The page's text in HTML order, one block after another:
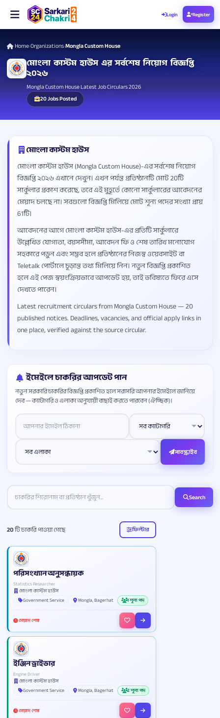
Login Register
Home›Organizations›Mongla Custom House
মোংলা কাস্টম হাউস এর সর্বশেষ নিয়োগ বিজ্ঞপ্তি
২০২৬
Mongla Custom House Latest Job Circulars 2026
20 Jobs Posted
মোংলা কাস্টম হাউস
মোংলা কাস্টম হাউস (Mongla Custom House)-এর সর্বশেষ নিয়োগ
বিজ্ঞপ্তি ২০২৬ এখানে দেখুন। এখন পর্যন্ত প্রতিষ্ঠানটি মোট 20টি
সার্কুলার প্রকাশ করেছে, তবে এই মুহূর্তে কোনো সার্কুলারের আবেদনের
মেয়াদ চলছে না। সবগুলো বিজ্ঞপ্তি মিলিয়ে মোট শূন্য পদের সংখ্যা প্রায়
61টি।
আবেদনের আগে মোংলা কাস্টম হাউস-এর প্রতিটি সার্কুলারে
উল্লেখিত যোগ্যতা, বয়সসীমা, আবেদন ফি ও শেষ তারিখ মনোযোগ
সহকারে পড়ুন এবং সম্ভব হলে প্রতিষ্ঠানের নিজস্ব ওয়েবসাইট বা
Teletalk পোর্টালে চূড়ান্ত তথ্য মিলিয়ে নিন। নতুন বিজ্ঞপ্তি প্রকাশিত
হলে এই পেজ স্বয়ংক্রিয়ভাবে আপডেট হয়, তাই ভবিষ্যতে ফিরে এসে
দেখতে পারেন।
Latest recruitment circulars from Mongla Custom House — 20
published notices. Deadlines, vacancies, and official apply links in
one place, verified against the source circular.
ইমেইলে চাকরির আপডেট পান
নতুন সরকারি চাকরির বিজ্ঞপ্তি প্রকাশিত হলে সরাসরি আপনার ইমেইলে জানিয়ে
দেব — ক্যাটাগরি ও এলাকা অনুযায়ী বাছাই করতে পারবেন (ঐচ্ছিক)।
Website
সাবস্ক্রাইব
Search
20টি চাকরি পাওয়া গেছে ফিল্টার
পরিসংখ্যান অনুসন্ধায়ক
Statistics Researcher
মোংলা কাস্টম হাউস
Government Service
Mongla, Bagerhat 1 শূন্য পদ
মেয়াদ শেষ
ইঞ্জিন ড্রাইভার
Engine Driver
মোংলা কাস্টম হাউস
Government Service
Mongla, Bagerhat 2 শূন্য পদ
মেয়াদ শেষ